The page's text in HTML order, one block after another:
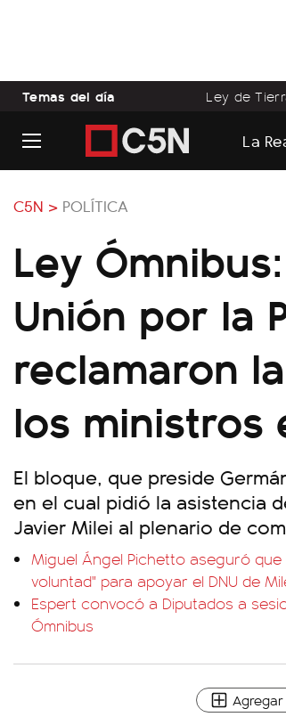
Temas del día Ley de
La
C5N > POLÍTICA
Ley
Unión por la
reclamaron
los ministros
El bloque, que preside
en el cual pidió la asistencia
Javier Milei al plenario de
Miguel Ángel Pichetto aseguró
voluntad" para apoyar el DNU de
Espert convocó a Diputados a
Ómnibus